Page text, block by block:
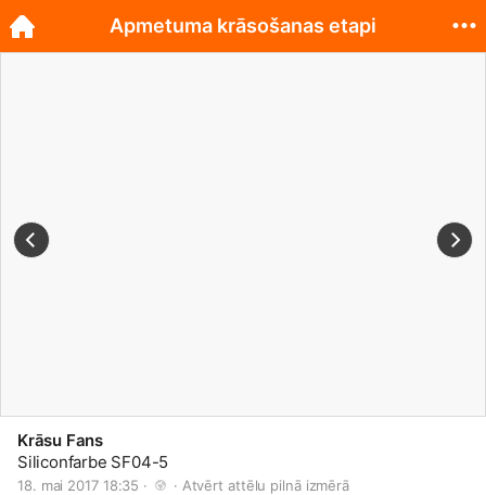
Krāsu Fans
Siliconfarbe SF04-5
18. mai 2017 18:35 · · Atvērt attēlu pilnā izmērā
Apmetuma krāsošanas etapi